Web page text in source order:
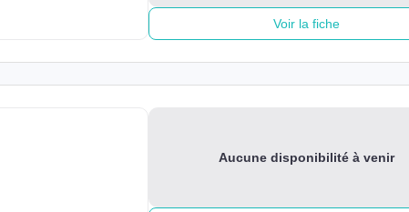
Voir la fiche
Aucune disponibilité à venir